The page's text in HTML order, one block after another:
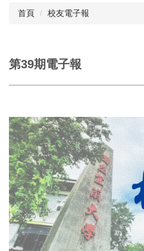
首頁 校友電子報
第39期電子報